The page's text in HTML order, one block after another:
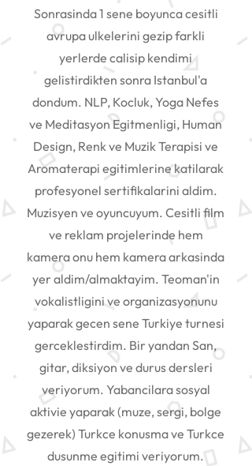
Sonrasinda 1 sene boyunca cesitli
avrupa ulkelerini gezip farkli
yerlerde calisip kendimi
gelistirdikten sonra Istanbul'a
dondum. NLP, Kocluk, Yoga Nefes
ve Meditasyon Egitmenligi, Human
Design, Renk ve Muzik Terapisi ve
Aromaterapi egitimlerine katilarak
profesyonel sertifikalarini aldim.
Muzisyen ve oyuncuyum. Cesitli film
ve reklam projelerinde hem
kamera onu hem kamera arkasinda
yer aldim/almaktayim. Teoman'in
vokalistligini ve organizasyonunu
yaparak gecen sene Turkiye turnesi
gerceklestirdim. Bir yandan San,
gitar, diksiyon ve durus dersleri
veriyorum. Yabancilara sosyal
aktivie yaparak (muze, sergi, bolge
gezerek) Turkce konusma ve Turkce
dusunme egitimi veriyorum.